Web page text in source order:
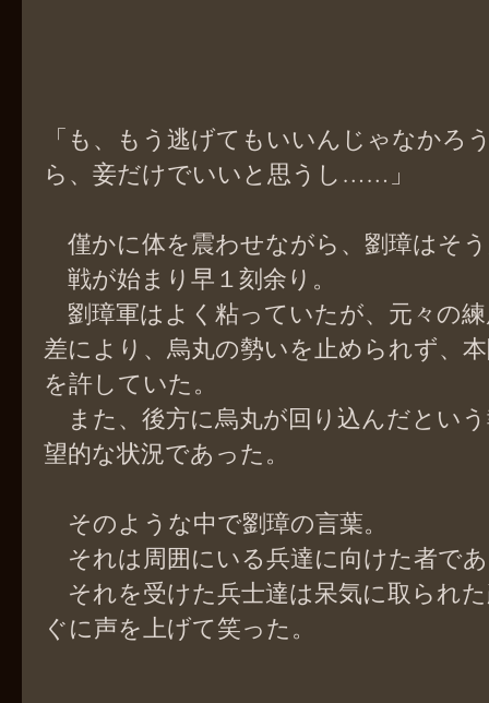
「も、もう逃げてもいいんじゃなか
ら、妾だけでいいと思うし……」
僅かに体を震わせながら、劉璋はそ
戦が始まり早１刻余り。
劉璋軍はよく粘っていたが、元々の
差により、烏丸の勢いを止められず、
を許していた。
また、後方に烏丸が回り込んだとい
望的な状況であった。
そのような中で劉璋の言葉。
それは周囲にいる兵達に向けた者で
それを受けた兵士達は呆気に取られ
ぐに声を上げて笑った。